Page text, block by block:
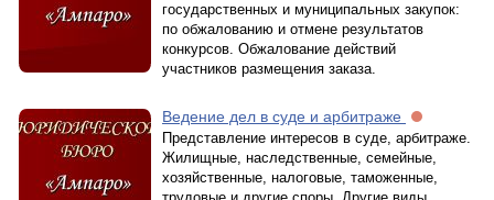
государственных и муниципальных закупок:
по обжалованию и отмене результатов
конкурсов. Обжалование действий
участников размещения заказа.
Ведение дел в суде и арбитраже
Представление интересов в суде, арбитраже.
Жилищные, наследственные, семейные,
хозяйственные, налоговые, таможенные,